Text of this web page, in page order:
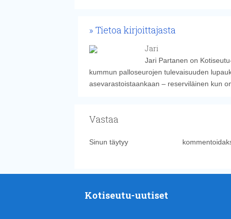
Tietoa kirjoittajasta
Jari
Jari Partanen on
kummun palloseurojen tulevaisuuden
asevarastoistaankaan – reserviläinen kun
Vastaa
Sinun täytyy
Kotiseutu-uutiset